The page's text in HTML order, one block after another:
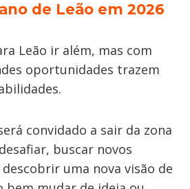
de Leão em 2026
Leão ir além, mas com
oportunidades trazem
convidado a sair da zona
buscar novos
uma nova visão de